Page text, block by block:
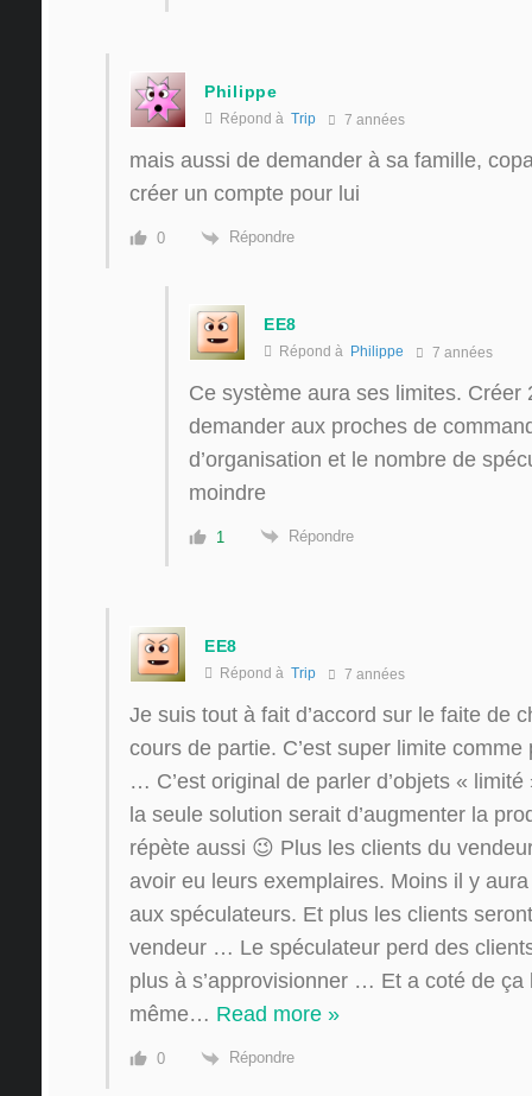
Philippe
Répond à Trip 7 années
mais aussi de demander à sa famille,
créer un compte pour lui
0 Répondre
EE8
Répond à Philippe 7 années
Ce système aura ses limites. Créer
demander aux proches de
d’organisation et le nombre de
moindre
1 Répondre
EE8
Répond à Trip 7 années
Je suis tout à fait d’accord sur le faite de
cours de partie. C’est super limite
… C’est original de parler d’objets «
la seule solution serait d’augmenter la
répète aussi 😉 Plus les clients du
avoir eu leurs exemplaires. Moins il y
aux spéculateurs. Et plus les clients
vendeur … Le spéculateur perd des
plus à s’approvisionner … Et a coté de ça
même… Read more »
0 Répondre